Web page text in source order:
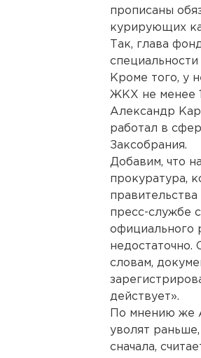
прописаны
курирующих
Так, глава
Кроме того, у
ЖКХ не менее
Александр
работал в
Заксобрания.
Добавим, что
прокуратура,
пресс-службе
официального
недостаточно.
словам,
действует».
По мнению же
уволят
сначала,